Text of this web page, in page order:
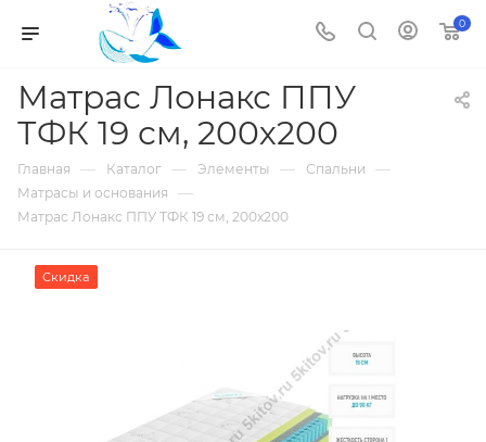
0
Матрас Лонакс ППУ
ТФК 19 см, 200х200
Главная — Каталог — Элементы — Спальни —
Матрасы и основания —
Матрас Лонакс ППУ ТФК 19 см, 200х200
Скидка